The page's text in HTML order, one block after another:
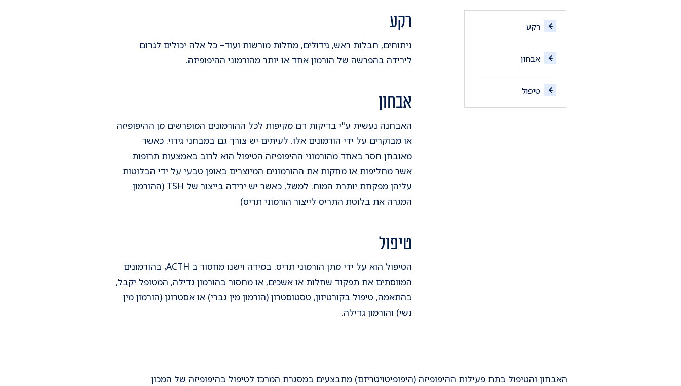
רקע
אבחון
טיפול
רקע
ניתוחים, חבלות ראש, גידולים, מחלות מורשות ועוד– כל אלה יכולים לגרום
לירידה בהפרשה של הורמון אחד או יותר מהורמוני ההיפופיזה.
אבחון
האבחנה נעשית ע"י בדיקות דם מקיפות לכל ההורמונים המופרשים מן ההיפופיזה
או מבוקרים על ידי הורמונים אלו. לעיתים יש צורך גם במבחני גירוי. כאשר
מאובחן חסר באחד מהורמוני ההיפופיזה הטיפול הוא לרוב באמצעות תרופות
אשר מחליפות או מחקות את ההורמונים המיוצרים באופן טבעי על ידי הבלוטות
עליהן מפקחת יותרת המוח. למשל, כאשר יש ירידה בייצור של TSH (ההורמון
המגרה את בלוטת התריס לייצור הורמוני תריס)
טיפול
הטיפול הוא על ידי מתן הורמוני תריס. במידה וישנו מחסור ב ACTH, בהורמונים
המווסתים את תפקוד שחלות או אשכים, או מחסור בהורמון גדילה, המטופל יקבל,
בהתאמה, טיפול בקורטיזון, טסטוסטרון (הורמון מין גברי) או אסטרוגן (הורמון מין
נשי) והורמון גדילה.
האבחון והטיפול בתת פעילות ההיפופיזה (היפופיטויטריזם) מתבצעים במסגרת המרכז לטיפול בהיפופיזה של המכון